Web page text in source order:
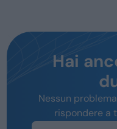
Hai
Nessun
rispondere a